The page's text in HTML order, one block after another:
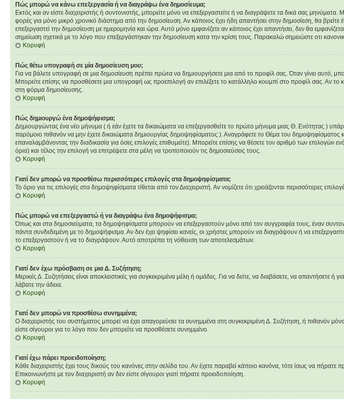
Πώς μπορώ να κάνω επεξεργασία ή να διαγράψω ένα δημοσίευμα;
Εκτός και αν είστε διαχειριστής ή συντονιστής, μπορείτε μόνο να επεξεργαστείτε ή να διαγράψετε τα δικά σας
φορές για μόνο μικρό χρονικό διάστημα από την δημοσίευση. Αν κάποιος έχει ήδη απαντήσει στην δημοσίεση, θα
επεξεργαστεί την δημοσίευση με ημερομηνία και ώρα. Αυτό μόνο εμφανίζετε αν κάποιος έχει απαντήσει, δεν θα
σημείωση σχετικά με το λόγο που επεξεργάστηκαν την δημοσίευση κατα την κρίση τους. Παρακαλώ σημειώστε οτι
Κορυφή
Πώς θέτω υπογραφή σε μία δημοσίευση μου;
Για να βάλετε υπογραφή σε μια δημοσίευση πρέπει πρώτα να δημιουργήσετε μια από το προφίλ σας. Όταν γίνει αυτό,
Μπορείτε επίσης να προσθέσετε μια υπογραφή ως προεπιλογή αν επιλέξετε το κατάλληλο κουμπί στο προφίλ σας. Αν
στη φόρμα δημοσίευσης.
Κορυφή
Πώς δημιουργώ ένα δημοψήφισμα;
Δημιουργώντας ένα νέο μήνυμα ( ή εάν έχετε τα δικαιώματα να επεξεργασθείτε το πρώτο μήνυμα μιας Θ. Ενότητας )
παρόμοιο πιθανόν να μην έχετε δικαιώματα δημιουργίας δημοψηφίσματος ). Αναγράφετε το Θέμα του
επαναλαμβάνοντας την διαδικασία για όσες επιλογές επιθυμείτε). Μπορείτε επίσης να θέσετε τον αριθμό των
όρια) και τέλος την επιλογή να επιτρέψετε στα μέλη να τροποποιούν τις δημοσιεύσεις τους.
Κορυφή
Γιατί δεν μπορώ να προσθέσω περισσότερες επιλογές στα δημοψηφίσματα;
Το όριο για τις επιλογές στα δημοψηφίσματα τίθεται από τον Διαχειριστή. Αν νομίζετε ότι χρειάζονται περισσότερες
Κορυφή
Πώς μπορώ να επεξεργαστώ ή να διαγράψω ένα δημοψήφισμα;
Όπως και στα δημοσιεύματα, τα δημοψηφίσματα μπορούν να επεξεργαστούν μόνο από τον συγγραφέα τους, έναν
πάντα συνδεδεμένη με το δημοψήφισμα. Αν δεν έχει ψηφίσει κανείς, οι χρήστες μπορούν να διαγράψουν ή να
το επεξεργαστούν ή να το διαγράψουν. Αυτό αποτρέπει τη νόθευση των αποτελεσμάτων.
Κορυφή
Γιατί δεν έχω πρόσβαση σε μια Δ. Συζήτηση;
Μερικές Δ. Συζητήσεις είναι αποκλειστικές για συγκεκριμένα μέλη ή ομάδες. Για να δείτε, να διαβάσετε, να απαντήσετε ή
λάβατε την άδεια.
Κορυφή
Γιατί δεν μπορώ να προσθέσω συνημμένα;
Ο διαχειριστής του συστήματος μπορεί να έχει απαγορεύσει τα συνημμένα στη συγκεκριμένη Δ. Συζήτηση, ή πιθανόν
είστε σίγουροι για το λόγο που δεν μπορείτε να προσθέσετε συνημμένο.
Κορυφή
Γιατί έχω πάρει προειδοποίηση;
Κάθε διαχειριστής έχει τους δικούς του κανόνες στην σελίδα του. Αν έχετε παραβεί κάποιο κανόνα, τότε ίσως να
Επικοινωνήστε με τον διαχειριστή αν δεν είστε σίγουροι γιατί πήρατε προειδοποίηση.
Κορυφή